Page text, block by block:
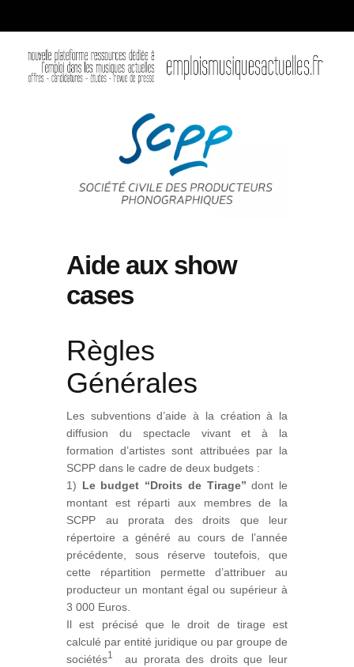
Aide aux show
cases
Règles
Générales
Les subventions d’aide à la création à la
diffusion du spectacle vivant et à la
formation d’artistes sont attribuées par la
SCPP dans le cadre de deux budgets :
1) Le budget “Droits de Tirage” dont le
montant est réparti aux membres de la
SCPP au prorata des droits que leur
répertoire a généré au cours de l’année
précédente, sous réserve toutefois, que
cette répartition permette d’attribuer au
producteur un montant égal ou supérieur à
3 000 Euros.
Il est précisé que le droit de tirage est
calculé par entité juridique ou par groupe de
sociétés1
au prorata des droits que leur